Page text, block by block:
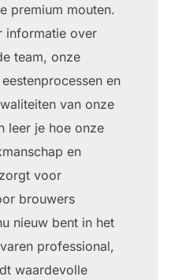
premium mouten.
informatie over
team, onze
en
van onze
leer je hoe onze
en
voor
brouwers
nieuw bent in het
professional,
waardevolle